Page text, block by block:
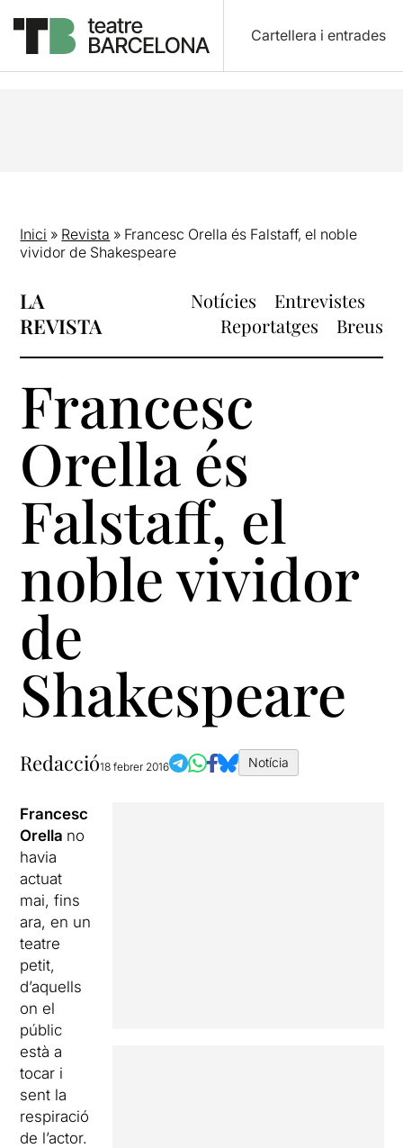
Cartellera i entrades
Inici » Revista » Francesc Orella és Falstaff, el noble
vividor de Shakespeare
LA
REVISTA
Notícies
Entrevistes
Reportatges
Breus
Francesc
Orella és
Falstaff, el
noble vividor
de
Shakespeare
Redacció18 febrer 2016 Notícia
Francesc
Orella no
havia
actuat
mai, fins
ara, en un
teatre
petit,
d’aquells
on el
públic
està a
tocar i
sent la
respiració
de l’actor.